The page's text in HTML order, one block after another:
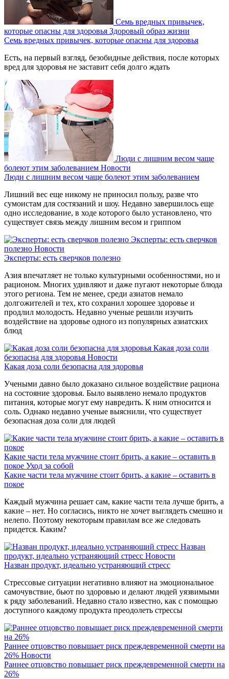
Семь вредных привычек,
которые опасны для здоровья Здоровый образ жизни
Семь вредных привычек, которые опасны для здоровья
Есть, на первый взгляд, безобидные действия, после которых
вред для здоровья не заставит себя долго ждать
Люди с лишним весом чаще
болеют этим заболеванием Новости
Люди с лишним весом чаще болеют этим заболеванием
Лишний вес еще никому не приносил пользу, разве что
сумоистам для состязаний и шоу. Недавно завершилось еще
одно исследование, в ходе которого было установлено, что
существует связь между лишним весом и гриппом
Эксперты: есть сверчков
полезно Новости
Эксперты: есть сверчков полезно
Азия впечатляет не только культурными особенностями, но и
рационом. Многих удивляют и даже пугают некоторые блюда
этого региона. Тем не менее, среди азиатов немало
долгожителей и тех, кто сохранил хорошее здоровье и
продлил молодость. Недавно ученые решили изучить
воздействие на здоровье одного из популярных азиатских
блюд
Какая доза соли
безопасна для здоровья Новости
Какая доза соли безопасна для здоровья
Учеными давно было доказано сильное воздействие рациона
на состояние здоровья. Было выявлено немало продуктов
питания, которые могут ему навредить. К ним относится и
соль. Однако недавно ученые выяснили, что существует
безопасная доза соли для людей
Какие части тела мужчине стоит брить, а какие – оставить в
покое Уход за собой
Какие части тела мужчине стоит брить, а какие – оставить в
покое
Каждый мужчина решает сам, какие части тела лучше брить, а
какие – нет. Но согласись, никто не хочет выглядеть смешно и
нелепо. Поэтому некоторым правилам все же следовать
придется. Каким?
Назван
продукт, идеально устраняющий стресс Новости
Назван продукт, идеально устраняющий стресс
Стрессовые ситуации негативно влияют на эмоциональное
самочувствие, бьют по здоровью и делают людей уязвимыми
к ряду заболеваний. Недавно стало известно, как с помощью
доступного каждому продукта преодолеть стрессы
Раннее отцовство повышает риск преждевременной смерти на
26% Новости
Раннее отцовство повышает риск преждевременной смерти на
26%